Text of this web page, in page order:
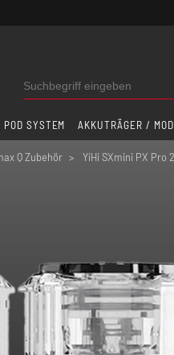
POD SYSTEM AKKUTRÄGER / MOD
Q Zubehör YiHi SXmini PX Pro